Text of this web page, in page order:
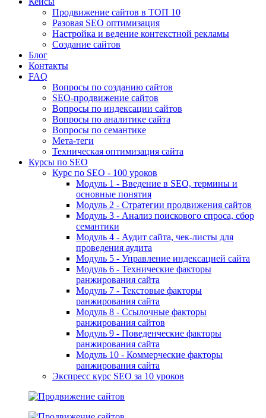
Продвижение сайтов в ТОП 10
Разовая SEO оптимизация
Настройка и ведение контекстной рекламы
Создание сайтов
Блог
Контакты
FAQ
Вопросы по созданию сайтов
SEO-продвижение сайтов
Вопросы по индексации сайтов
Вопросы по аналитике сайта
Вопросы по семантике
Мета-теги
Техническая оптимизация сайта
Курсы по SEO
Курс по SEO - 100 уроков
Модуль 1 - Введение в SEO, термины и
основные понятия
Модуль 2 - Стратегии продвижения сайтов
Модуль 3 - Анализ поискового спроса, сбор
семантики
Модуль 4 - Аудит сайта, чек-листы для
проведения аудита
Модуль 5 - Управление индексацией сайта
Модуль 6 - Технические факторы
ранжирования сайта
Модуль 7 - Текстовые факторы
ранжирования сайта
Модуль 8 - Ссылочные факторы
ранжирования сайтов
Модуль 9 - Поведенческие факторы
ранжирования сайта
Модуль 10 - Коммерческие факторы
ранжирования сайта
Экспресс курс SEO за 10 уроков